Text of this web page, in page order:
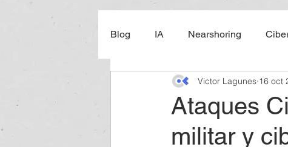
Blog IA Nearshoring
Ley Federal de Ciberseguridad
Inteligencia Artificial
Ataques
militar y
Victor Lagunes 16 oct